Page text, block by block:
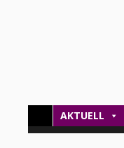
AKTUELL